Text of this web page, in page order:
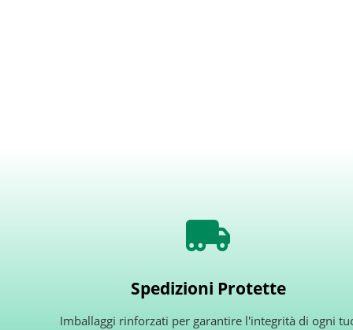
Spedizioni Protette
Imballaggi rinforzati per garantire l'integrità di ogni